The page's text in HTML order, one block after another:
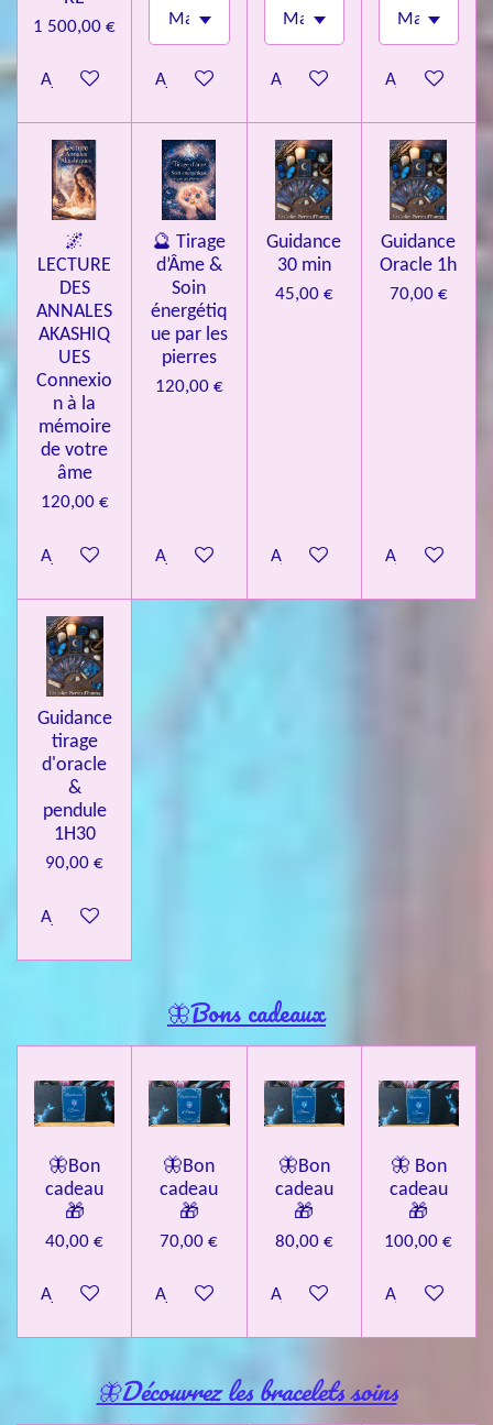
1 500,00 €
Ajouter au panierAjouter au panierAjouter au panierAjouter au
🌌
LECTURE
DES
ANNALES
AKASHIQ
UES
Connexio
n à la
mémoire
de votre
âme
120,00 €
Ajouter au panier
🔮 Tirage
d’Âme &
Soin
énergétiq
ue par les
pierres
120,00 €
Ajouter au panier
Guidance
30 min
45,00 €
Ajouter au panier
Guidance
Oracle 1h
70,00 €
Ajouter au
Guidance
tirage
d'oracle
&
pendule
1H30
90,00 €
Ajouter au panier
🦋Bons cadeaux
🦋Bon
cadeau
🎁
40,00 €
Ajouter au panier
🦋Bon
cadeau
🎁
70,00 €
Ajouter au panier
🦋Bon
cadeau
🎁
80,00 €
Ajouter au panier
🦋 Bon
cadeau
🎁
100,00 €
Ajouter au
🦋Découvrez les bracelets soins